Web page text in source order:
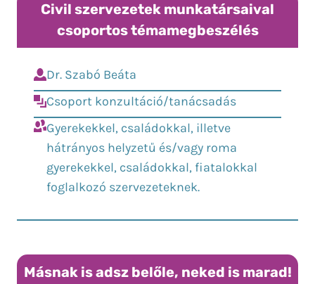
Civil szervezetek munkatársaival
csoportos témamegbeszélés
Dr. Szabó Beáta
Csoport konzultáció/tanácsadás
Gyerekekkel, családokkal, illetve
hátrányos helyzetű és/vagy roma
gyerekekkel, családokkal, fiatalokkal
foglalkozó szervezeteknek.
Másnak is adsz belőle, neked is marad!